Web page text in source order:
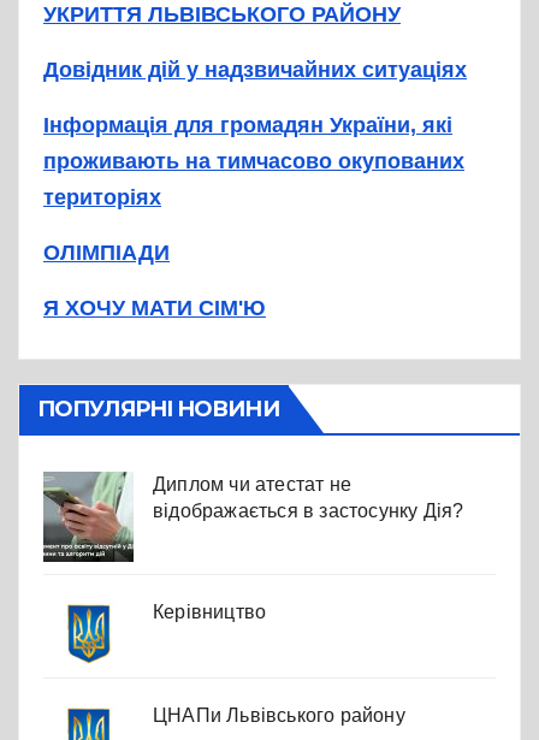
УКРИТТЯ ЛЬВІВСЬКОГО РАЙОНУ
Довідник дій у надзвичайних ситуаціях
Інформація для громадян України, які
проживають на тимчасово окупованих
територіях
ОЛІМПІАДИ
Я ХОЧУ МАТИ СІМ'Ю
ПОПУЛЯРНІ НОВИНИ
Диплом чи атестат не
відображається в застосунку Дія?
Керівництво
ЦНАПи Львівського району